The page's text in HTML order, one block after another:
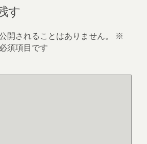
す
開されることはありません。
※
須項目です